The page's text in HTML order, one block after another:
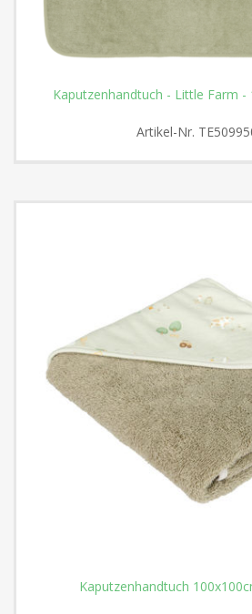
Kaputzenhandtuch - Little Farm -
Artikel-Nr.
Kaputzenhandtuch